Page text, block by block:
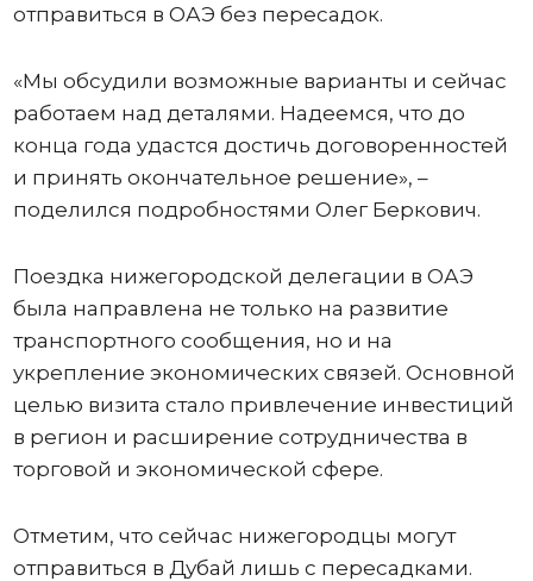
отправиться в ОАЭ без пересадок.
«Мы обсудили возможные варианты и сейчас
работаем над деталями. Надеемся, что до
конца года удастся достичь договоренностей
и принять окончательное решение», –
поделился подробностями Олег Беркович.
Поездка нижегородской делегации в ОАЭ
была направлена не только на развитие
транспортного сообщения, но и на
укрепление экономических связей. Основной
целью визита стало привлечение инвестиций
в регион и расширение сотрудничества в
торговой и экономической сфере.
Отметим, что сейчас нижегородцы могут
отправиться в Дубай лишь с пересадками.